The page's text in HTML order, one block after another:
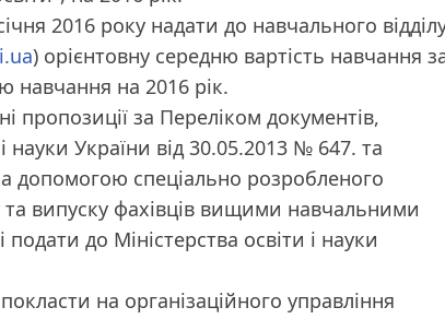
2016 року надати до навчального
) орієнтовну середню вартість навчання
на 2016 рік.
пропозиції за Переліком документів,
науки України від 30.05.2013 № 647. та
допомогою спеціально розробленого
випуску фахівців вищими навчальними
подати до Міністерства освіти і науки
на організаційного управління